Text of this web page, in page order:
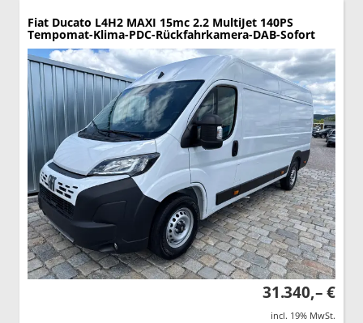
Fiat Ducato L4H2 MAXI 15mc 2.2 MultiJet 140PS
Tempomat-Klima-PDC-Rückfahrkamera-DAB-Sofort
31.340,– €
incl. 19% MwSt.